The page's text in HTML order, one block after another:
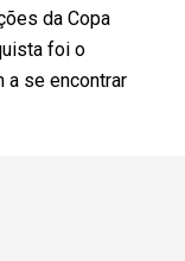
da Copa
foi o
a se encontrar